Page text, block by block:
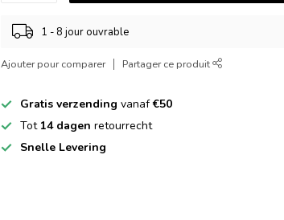
1 - 8 jour ouvrable
Ajouter pour comparer Partager ce produit
Gratis verzending vanaf€50
Tot 14 dagen retourrecht
Snelle Levering